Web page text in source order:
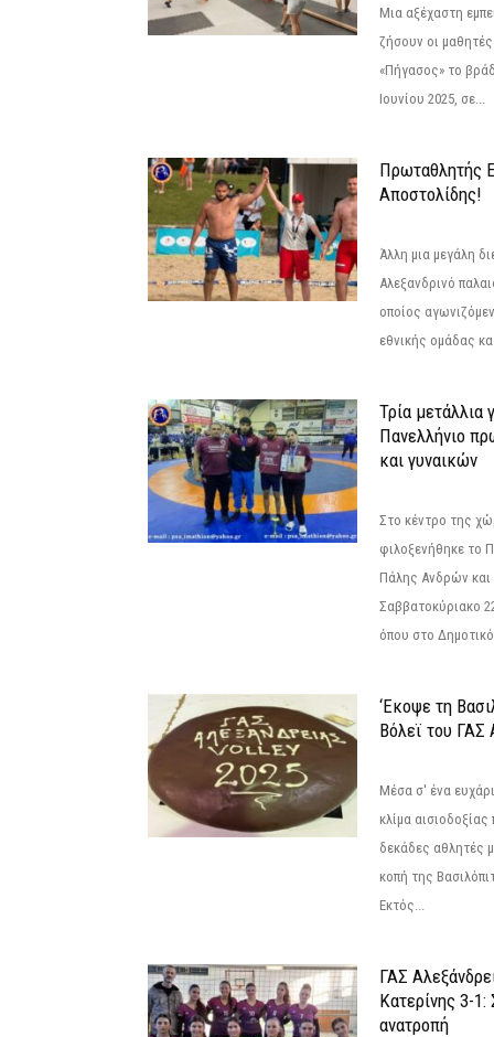
Μια αξέχαστη
ζήσουν οι
«Πήγασος» το
Ιουνίου 2025, σε...
Πρωταθλητής
Αποστολίδης!
Άλλη μια μεγάλη
Αλεξανδρινό
οποίος
εθνικής ομάδας
Τρία μετάλλια
Πανελλήνιο
και γυναικών
Στο κέντρο της
φιλοξενήθηκε το
Πάλης Ανδρών και
Σαββατοκύριακο
όπου στο
‘Εκοψε τη
Βόλεϊ του ΓΑΣ
Μέσα σ' ένα
κλίμα
δεκάδες αθλητές
κοπή της
Εκτός...
ΓΑΣ
Κατερίνης 3-1:
ανατροπή